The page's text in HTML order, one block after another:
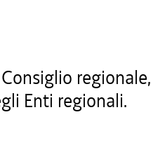
regionale,
Enti regionali.